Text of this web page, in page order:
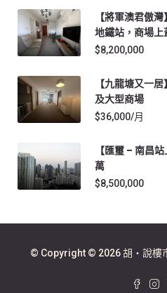
【將軍澳君傲
地鐵站，商場上
$8,200,000
【九龍塘又一
及大型商場
$36,000/月
【匯璽 – 南昌
萬
$8,500,000
© Copyright © 2026 胡‧說樓